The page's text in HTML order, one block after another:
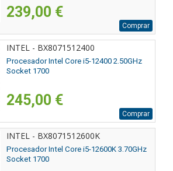
239,00 €
Comprar
INTEL - BX8071512400
Procesador Intel Core i5-12400 2.50GHz
Socket 1700
245,00 €
Comprar
INTEL - BX8071512600K
Procesador Intel Core i5-12600K 3.70GHz
Socket 1700